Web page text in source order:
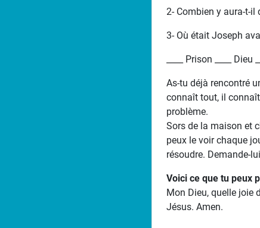
2- Combien y aura-t-il
3- Où était Joseph
____ Prison ____ Dieu
As-tu déjà rencontré
connaît tout, il
problème.
Sors de la maison et
peux le voir chaque
résoudre. Demande-
Voici ce que tu peux
Mon Dieu, quelle joie
Jésus. Amen.